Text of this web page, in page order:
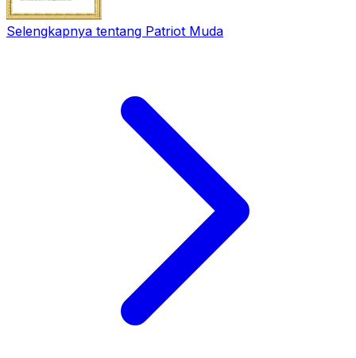
Selengkapnya tentang Patriot Muda